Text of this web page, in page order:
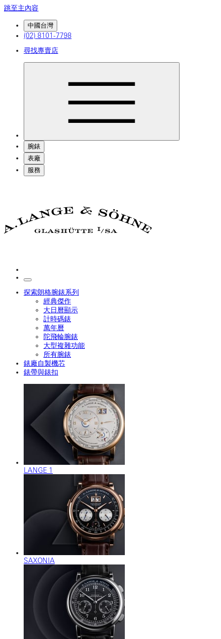
跳至主內容
中國台灣
(02) 8101-7798
尋找專賣店
腕錶
表廠
服務
探索朗格腕錶系列
經典傑作
大日曆顯示
計時碼錶
萬年曆
陀飛輪腕錶
大型複雜功能
所有腕錶
錶廠自製機芯
錶帶與錶扣
LANGE 1
SAXONIA